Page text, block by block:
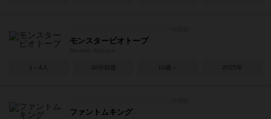
モンスタービオトープ
1～4人 30分前後 10歳～ 2025年
ファントムキング